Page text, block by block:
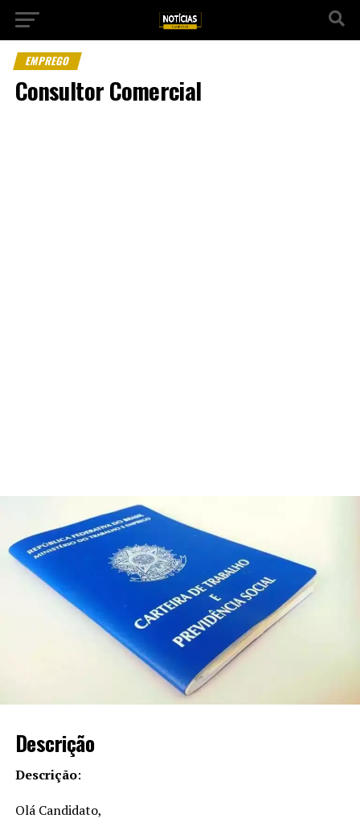
EMPREGO
Consultor Comercial
Descrição
Descrição:
Olá Candidato,